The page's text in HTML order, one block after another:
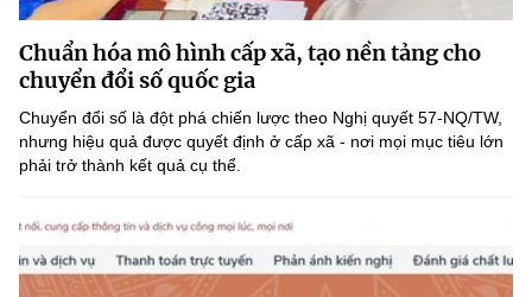
Điện thoại: 024 3936 9506
Email:stc@mst.gov.vn
©2026 Bản quyền thuộc Bộ Khoa Học và Công Nghệ
(Ghi rõ nguồn "https://mst.gov.vn" khi phát hành lại thông tin từ
website này)
Chuẩn hóa mô hình cấp xã, tạo nền tảng cho
chuyển đổi số quốc gia
Chuyển đổi số là đột phá chiến lược theo Nghị quyết 57-NQ/TW,
nhưng hiệu quả được quyết định ở cấp xã - nơi mọi mục tiêu lớn
phải trở thành kết quả cụ thể.